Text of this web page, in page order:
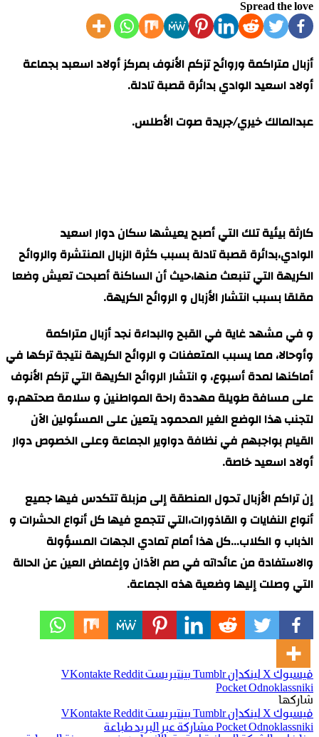
Spread the love
أزبال متراكمة وروائح تزكم الأنوف بمركز أولاد اسعبد بجماعة
أولاد اسعيد الوادي بدائرة قصبة تادلة.
عبدالمالك خيري/جريدة صوت الأطلس.
كارثة بيئية تلك التي أصبح يعيشها سكان دوار اسعيد
الوادي،بدائرة قصبة تادلة بسبب كثرة الزبال المنتشرة والروائح
الكريهة التي تنبعث منها،حيث أن الساكنة أصبحت تعيش وضعا
مقلقا بسبب انتشار الأزبال و الروائح الكريهة.
و في مشهد غاية في القبح والبداءة نجد أزبال متراكمة
وأوحالا، مما يسبب المتعفنات و الروائح الكريهة نتيجة تركها في
أماكنها لمدة أسبوع، و انتشار الروائح الكريهة التي تزكم الأنوف
على مسافة طويلة مهددة راحة المواطنين و سلامة صحتهم،و
لتجنب هذا الوضع الغير المحمود يتعين على المسئولين الآن
القيام بواجبهم في نظافة دواوير الجماعة وعلى الخصوص دوار
أولاد اسعيد خاصة.
إن تراكم الأزبال تحول المنطقة إلى مزبلة تتكدس فيها جميع
أنواع النفايات و القاذورات،التي تتجمع فيها كل أنواع الحشرات و
الذباب و الكلاب…كل هذا أمام تمادي الجهات المسؤولة
والاستفادة من عائداته في صم الآذان وإغماض العين عن الحالة
التي وصلت إليها وضعية هذه الجماعة.
فيسبوك‫X لينكدإن بينتيريست
Odnoklassniki
‫Pocket
شاركها
فيسبوك‫X لينكدإن بينتيريست
Odnoklassniki
‫Pocket مشاركة عبر البريدطباعة